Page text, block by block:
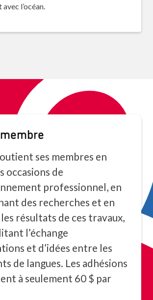
l’océan.
ses membres en
occasions de
professionnel, en
des recherches et en
résultats de ces travaux,
l’échange
et d’idées entre les
de langues. Les adhésions
à seulement 60 $ par